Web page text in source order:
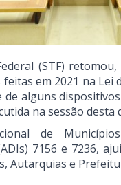
(STF)
em 2021 na Lei
alguns
na sessão
de
7156 e 7236,
Autarquias e